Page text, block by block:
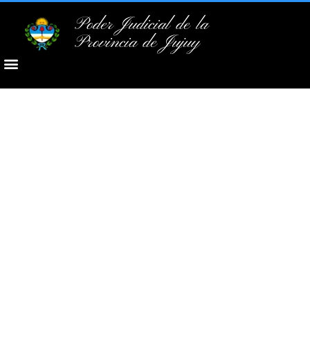
Poder Judicial de la
Provincia de Jujuy